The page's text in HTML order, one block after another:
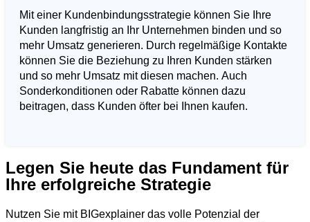
Mit einer Kundenbindungsstrategie können Sie Ihre
Kunden langfristig an Ihr Unternehmen binden und so
mehr Umsatz generieren. Durch regelmäßige Kontakte
können Sie die Beziehung zu Ihren Kunden stärken
und so mehr Umsatz mit diesen machen. Auch
Sonderkonditionen oder Rabatte können dazu
beitragen, dass Kunden öfter bei Ihnen kaufen.
Legen Sie heute das Fundament für
Ihre erfolgreiche Strategie
Nutzen Sie mit BIGexplainer das volle Potenzial der